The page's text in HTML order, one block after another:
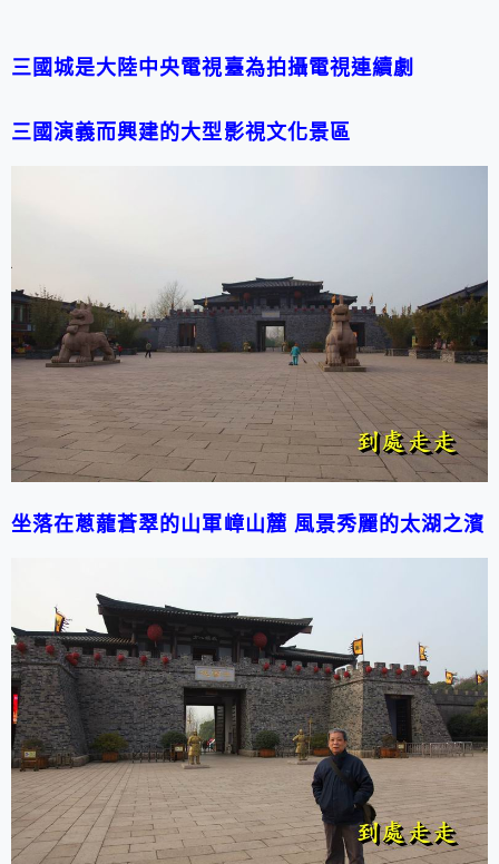
三國城是大陸中央電視臺為拍攝電視連續劇
三國演義而興建的大型影視文化景區
坐落在蔥蘢蒼翠的山軍嶂山麓 風景秀麗的太湖之濱